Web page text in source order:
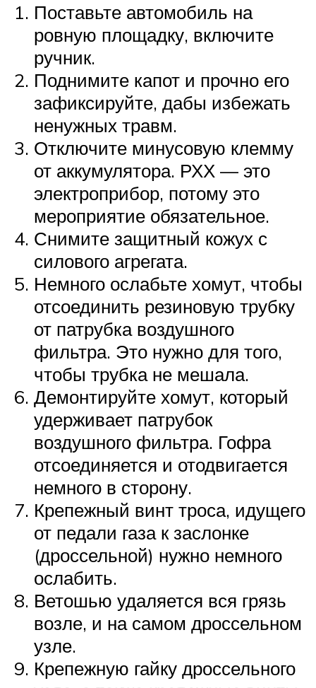
Поставьте автомобиль на
ровную площадку, включите
ручник.
Поднимите капот и прочно его
зафиксируйте, дабы избежать
ненужных травм.
Отключите минусовую клемму
от аккумулятора. РХХ — это
электроприбор, потому это
мероприятие обязательное.
Снимите защитный кожух с
силового агрегата.
Немного ослабьте хомут, чтобы
отсоединить резиновую трубку
от патрубка воздушного
фильтра. Это нужно для того,
чтобы трубка не мешала.
Демонтируйте хомут, который
удерживает патрубок
воздушного фильтра. Гофра
отсоединяется и отодвигается
немного в сторону.
Крепежный винт троса, идущего
от педали газа к заслонке
(дроссельной) нужно немного
ослабить.
Ветошью удаляется вся грязь
возле, и на самом дроссельном
узле.
Крепежную гайку дроссельного